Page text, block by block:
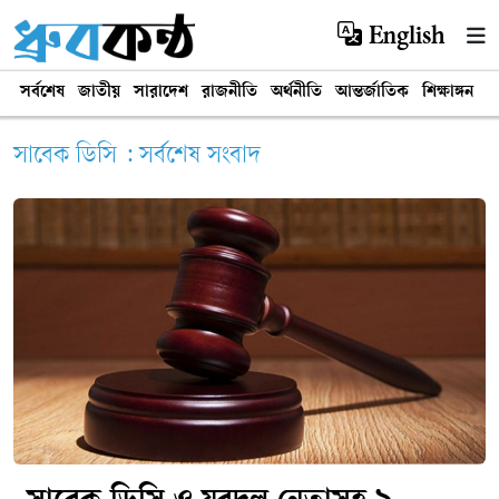
English
সর্বশেষ জাতীয় সারাদেশ রাজনীতি অর্থনীতি আন্তর্জাতিক শিক্ষাঙ্গন
সাবেক ডিসি : সর্বশেষ সংবাদ